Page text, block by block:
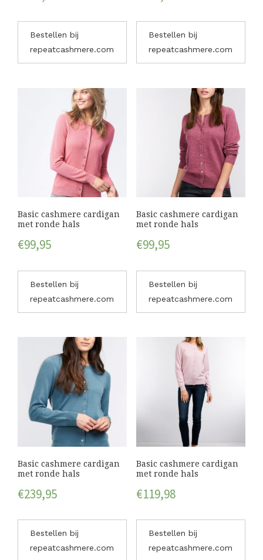
Bestellen bij
repeatcashmere.com
Bestellen bij
repeatcashmere.com
Basic cashmere cardigan
met ronde hals
€99,95
Bestellen bij
repeatcashmere.com
Basic cashmere cardigan
met ronde hals
€99,95
Bestellen bij
repeatcashmere.com
Basic cashmere cardigan
met ronde hals
€239,95
Bestellen bij
repeatcashmere.com
Basic cashmere cardigan
met ronde hals
€119,98
Bestellen bij
repeatcashmere.com